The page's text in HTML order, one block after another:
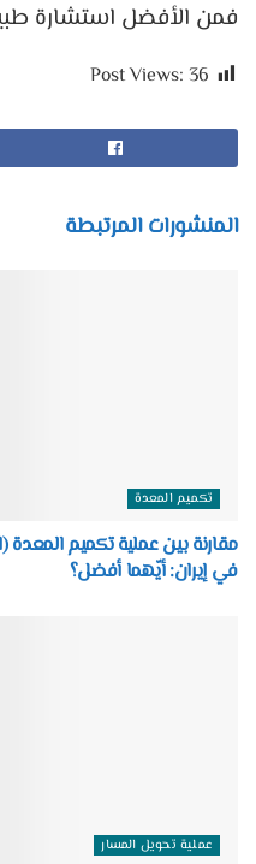
فمن الأفضل استشارة
Post Views: 36
المنشورات المرتبطة
تكميم المعدة
مقارنة بين عملية تكميم
في إيران: أيّهما أفضل؟
عملية تحويل المسار